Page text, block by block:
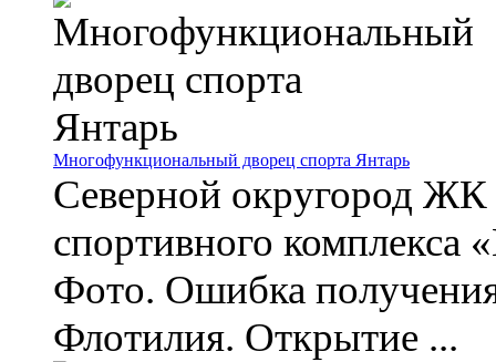
Многофункциональный дворец спорта Янтарь
Северной округород
спортивного комплекса
Фото. Ошибка
Флотилия. Открытие ...